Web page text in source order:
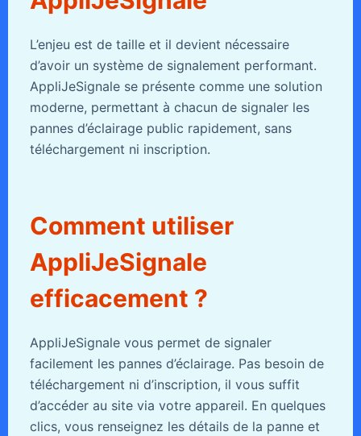
L’enjeu est de taille et il devient nécessaire
d’avoir un système de signalement performant.
AppliJeSignale se présente comme une solution
moderne, permettant à chacun de signaler les
pannes d’éclairage public rapidement, sans
téléchargement ni inscription.
Comment utiliser
AppliJeSignale
efficacement ?
AppliJeSignale vous permet de signaler
facilement les pannes d’éclairage. Pas besoin de
téléchargement ni d’inscription, il vous suffit
d’accéder au site via votre appareil. En quelques
clics, vous renseignez les détails de la panne et